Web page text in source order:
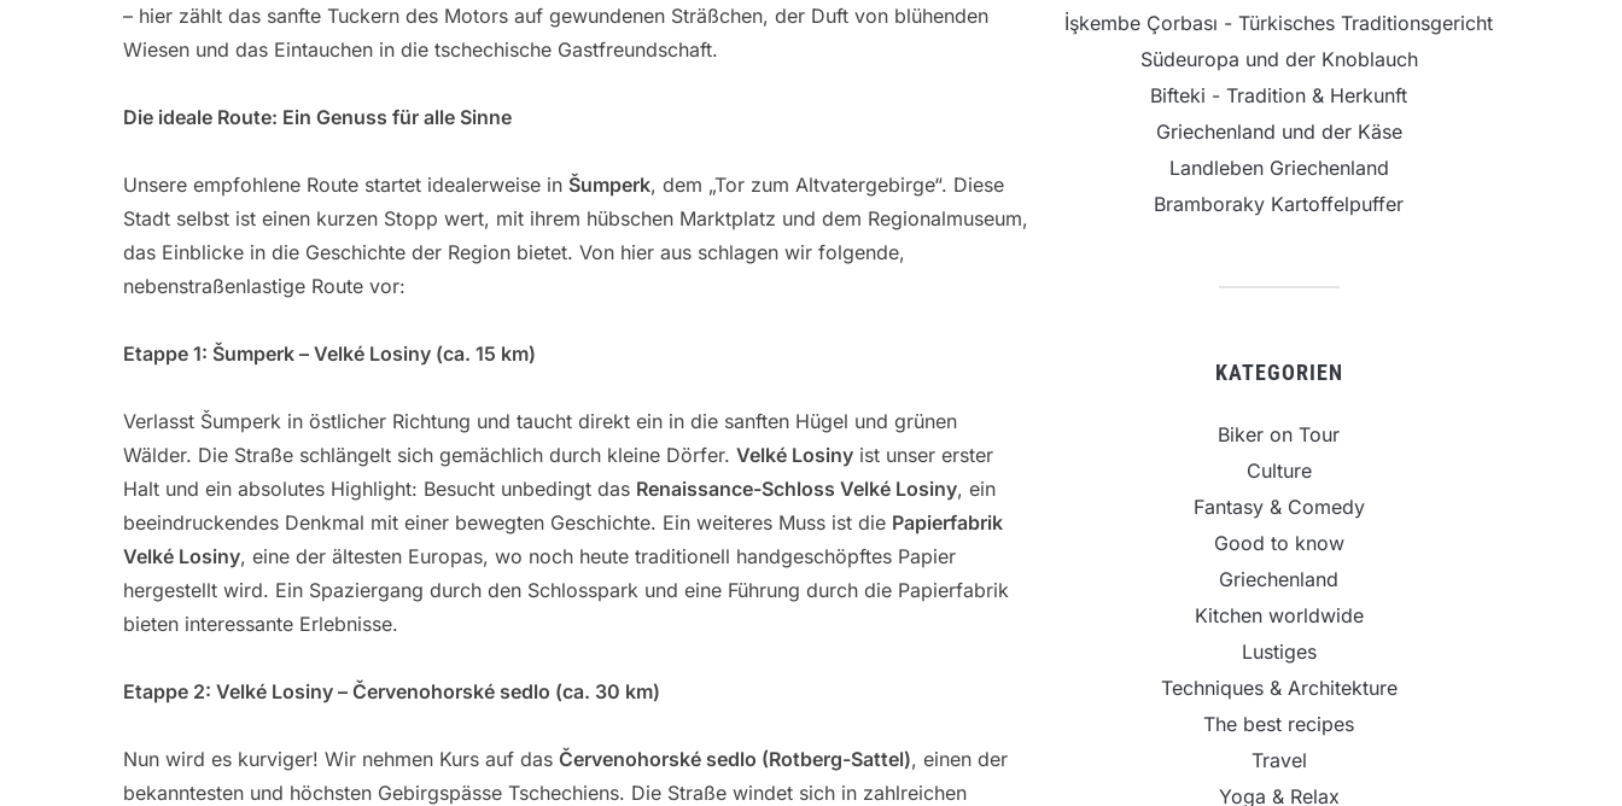
– hier zählt das sanfte Tuckern des Motors auf gewundenen Sträßchen, der Duft von blühenden
Wiesen und das Eintauchen in die tschechische Gastfreundschaft.
Die ideale Route: Ein Genuss für alle Sinne
Unsere empfohlene Route startet idealerweise in Šumperk, dem „Tor zum Altvatergebirge“. Diese
Stadt selbst ist einen kurzen Stopp wert, mit ihrem hübschen Marktplatz und dem Regionalmuseum,
das Einblicke in die Geschichte der Region bietet. Von hier aus schlagen wir folgende,
nebenstraßenlastige Route vor:
Etappe 1: Šumperk – Velké Losiny (ca. 15 km)
Verlasst Šumperk in östlicher Richtung und taucht direkt ein in die sanften Hügel und grünen
Wälder. Die Straße schlängelt sich gemächlich durch kleine Dörfer. Velké Losiny ist unser erster
Halt und ein absolutes Highlight: Besucht unbedingt das Renaissance-Schloss Velké Losiny, ein
beeindruckendes Denkmal mit einer bewegten Geschichte. Ein weiteres Muss ist die Papierfabrik
Velké Losiny, eine der ältesten Europas, wo noch heute traditionell handgeschöpftes Papier
hergestellt wird. Ein Spaziergang durch den Schlosspark und eine Führung durch die Papierfabrik
bieten interessante Erlebnisse.
Etappe 2: Velké Losiny – Červenohorské sedlo (ca. 30 km)
Nun wird es kurviger! Wir nehmen Kurs auf das Červenohorské sedlo (Rotberg-Sattel), einen der
bekanntesten und höchsten Gebirgspässe Tschechiens. Die Straße windet sich in zahlreichen
İşkembe Çorbası - Türkisches Traditionsgericht
Südeuropa und der Knoblauch
Bifteki - Tradition & Herkunft
Griechenland und der Käse
Landleben Griechenland
Bramboraky Kartoffelpuffer
KATEGORIEN
Biker on Tour
Culture
Fantasy & Comedy
Good to know
Griechenland
Kitchen worldwide
Lustiges
Techniques & Architekture
The best recipes
Travel
Yoga & Relax